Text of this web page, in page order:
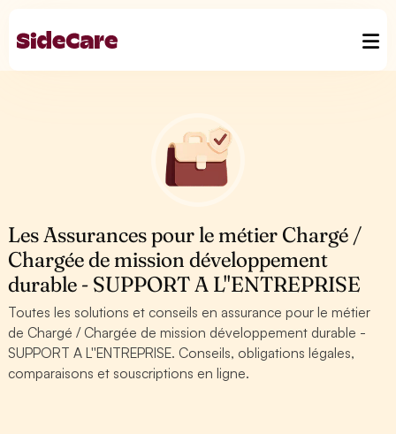
Les Assurances pour le métier Chargé /
Chargée de mission développement
durable - SUPPORT A L''ENTREPRISE
Toutes les solutions et conseils en assurance pour le métier
de Chargé / Chargée de mission développement durable -
SUPPORT A L''ENTREPRISE. Conseils, obligations légales,
comparaisons et souscriptions en ligne.